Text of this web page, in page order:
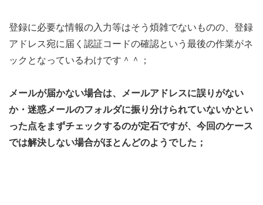
登録に必要な情報の入力等はそう煩雑でないものの、登録
アドレス宛に届く認証コードの確認という最後の作業がネ
ックとなっているわけです＾＾；
メールが届かない場合は、メールアドレスに誤りがない
か・迷惑メールのフォルダに振り分けられていないかとい
った点をまずチェックするのが定石ですが、今回のケース
では解決しない場合がほとんどのようでした；